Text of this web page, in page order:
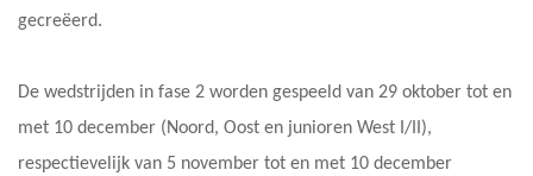
gecreëerd.
De wedstrijden in fase 2 worden gespeeld van 29 oktober tot en
met 10 december (Noord, Oost en junioren West I/II),
respectievelijk van 5 november tot en met 10 december